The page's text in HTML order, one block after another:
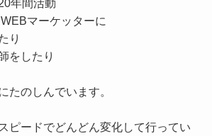
年間活動
マーケッターに
り
をしたり
たのしんでいます。
ピードでどんどん変化して行ってい